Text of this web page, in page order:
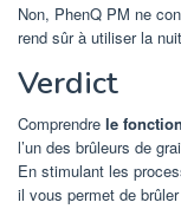
Non, PhenQ PM ne
rend sûr à utiliser la
Verdict
Comprendre le
l’un des brûleurs de
En stimulant les
il vous permet de